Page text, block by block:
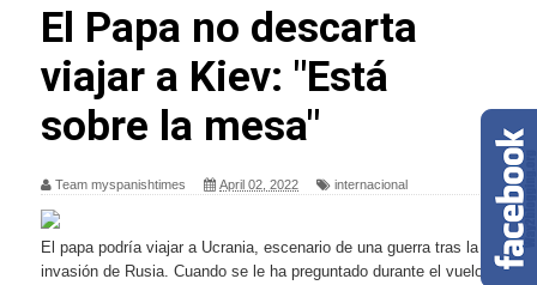
El Papa no descarta
viajar a Kiev: "Está
sobre la mesa"
Team myspanishtimes April 02, 2022 internacional
El papa podría viajar a Ucrania, escenario de una guerra tras la
invasión de Rusia. Cuando se le ha preguntado durante el vuelo